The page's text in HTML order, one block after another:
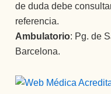
de duda debe
referencia.
Ambulatorio: Pg. de
Barcelona.